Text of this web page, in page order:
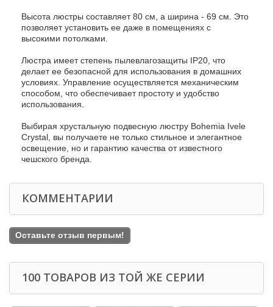
Высота люстры составляет 80 см, а ширина - 69 см. Это
позволяет установить ее даже в помещениях с
высокими потолками.
Люстра имеет степень пылевлагозащиты IP20, что
делает ее безопасной для использования в домашних
условиях. Управление осуществляется механическим
способом, что обеспечивает простоту и удобство
использования.
Выбирая хрустальную подвесную люстру Bohemia Ivele
Crystal, вы получаете не только стильное и элегантное
освещение, но и гарантию качества от известного
чешского бренда.
КОММЕНТАРИИ
Оставьте отзыв первым!
100 ТОВАРОВ ИЗ ТОЙ ЖЕ СЕРИИ